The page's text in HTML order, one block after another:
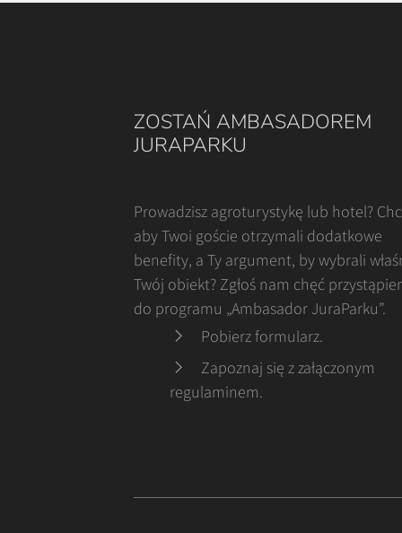
ZOSTAŃ AMBASADOREM
JURAPARKU
Prowadzisz agroturystykę lub hotel?
aby Twoi goście otrzymali dodatkowe
benefity, a Ty argument, by wybrali
Twój obiekt? Zgłoś nam chęć
do programu „Ambasador JuraParku”.
Pobierz formularz.
Zapoznaj się z załączonym
regulaminem.